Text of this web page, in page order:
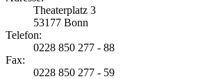
Theaterplatz 3
53177 Bonn
Telefon:
0228 850 277 - 88
Fax:
0228 850 277 - 59